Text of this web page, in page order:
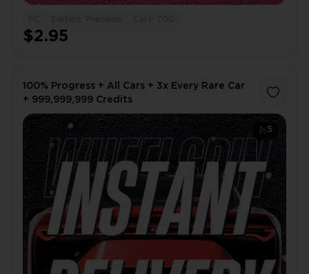
$2.95
5
100% Progress + All Cars + 3x Every Rare Car
+ 999,999,999 Credits